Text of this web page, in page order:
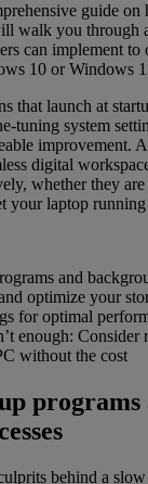
guide on
walk you through
can implement to
10 or Windows
that launch at
tuning system
improvement.
digital
whether they
your laptop
and
optimize your
for optimal
enough: Consider
without the cost
programs
behind a